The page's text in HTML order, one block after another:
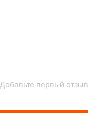
Добавьте первый отзыв